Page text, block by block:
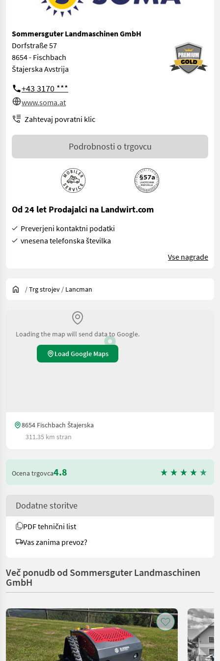
Sommersguter Landmaschinen GmbH
Dorfstraße 57
8654 - Fischbach
Štajerska Avstrija
+43 3170 ***
www.soma.at
Zahtevaj povratni klic
Podrobnosti o trgovcu
Od 24 let Prodajalci na Landwirt.com
Preverjeni kontaktni podatki
vnesena telefonska številka
Vse nagrade
/Trg strojev / Lancman
Loading the map will send data to Google.
Load Google Maps
8654 Fischbach Štajerska
311.35 km stran
Ocena trgovca4.8
Dodatne storitve
PDF tehnični list
Vas zanima prevoz?
Več ponudb od Sommersguter Landmaschinen
GmbH